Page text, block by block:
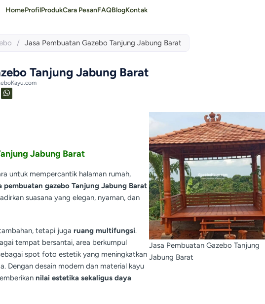
HomeProfilProdukCara PesanFAQBlogKontak
/ Jasa Pembuatan Gazebo Tanjung Jabung Barat
Tanjung Jabung Barat
Jabung Barat
untuk mempercantik halaman rumah,
pembuatan gazebo Tanjung Jabung Barat
suasana yang elegan, nyaman, dan
tetapi juga ruang multifungsi.
tempat bersantai, area berkumpul
spot foto estetik yang meningkatkan
Dengan desain modern dan material kayu
nilai estetika sekaligus daya
Jasa Pembuatan Gazebo Tanjung
Jabung Barat